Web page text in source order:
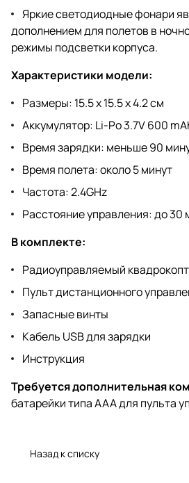
Яркие светодиодные фонари
дополнением для полетов в
режимы подсветки корпуса.
Характеристики модели:
Размеры: 15.5 х 15.5 х 4.2 см
Аккумулятор: Li-Po 3.7V 600
Время зарядки: меньше 90
Время полета: около 5 минут
Частота: 2.4GHz
Расстояние управления: до 30
В комплекте:
Радиоуправляемый
Пульт дистанционного
Запасные винты
Кабель USB для зарядки
Инструкция
Требуется дополнительная
батарейки типа ААА для пульта
Назад к списку